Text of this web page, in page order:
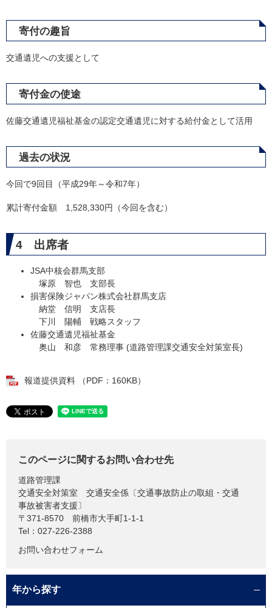
寄付の趣旨
交通遺児への支援として
寄付金の使途
佐藤交通遺児福祉基金の認定交通遺児に対する給付金として活用
過去の状況
今回で9回目（平成29年～令和7年）
累計寄付金額 1,528,330円（今回を含む）
4 出席者
JSA中核会群馬支部
塚原 智也 支部長
損害保険ジャパン株式会社群馬支店
納堂 信明 支店長
下川 陽輔 戦略スタッフ
佐藤交通遺児福祉基金
奥山 和彦 常務理事 (道路管理課交通安全対策室長)
報道提供資料 （PDF：160KB）
このページに関するお問い合わせ先
道路管理課
交通安全対策室 交通安全係〔交通事故防止の取組・交通
事故被害者支援〕
〒371-8570
前橋市大手町1-1-1
Tel：027-226-2388
お問い合わせフォーム
年から探す